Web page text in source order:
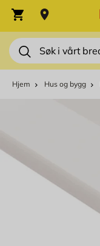
Søk
Varekurv
Hjem Hus og bygg